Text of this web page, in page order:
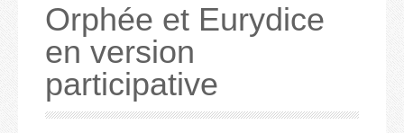
Orphée et Eurydice
en version
participative